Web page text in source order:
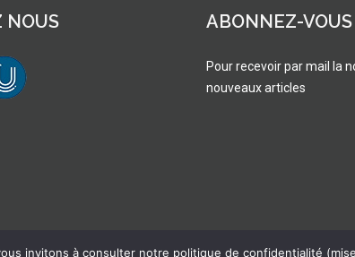
NOUS ABONNEZ-VOUS
Pour recevoir par mail la
nouveaux articles
invitons à consulter notre politique de confidentialité